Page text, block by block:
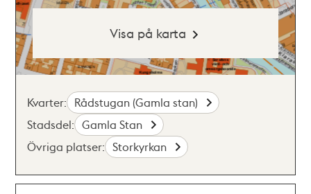
Visa på karta
Kvarter: Rådstugan (Gamla stan)
Stadsdel: Gamla Stan
Övriga platser: Storkyrkan